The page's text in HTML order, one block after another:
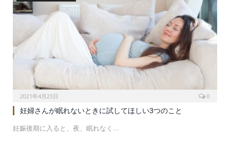
2021年4月23日 0
妊婦さんが眠れないときに試してほしい3つのこと
妊娠後期に入ると、夜、眠れなく…